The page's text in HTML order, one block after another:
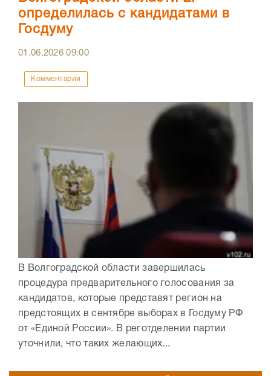
определилась с кандидатами в
Госдуму
01.06.202609:00
Комментарии
В Волгоградской области завершилась
процедура предварительного голосования за
кандидатов, которые представят регион на
предстоящих в сентябре выборах в Госдуму РФ
от «Единой России». В реготделении партии
уточнили, что таких желающих...